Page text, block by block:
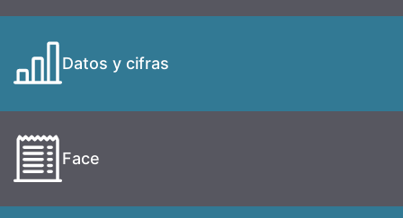
Datos y cifras
Face